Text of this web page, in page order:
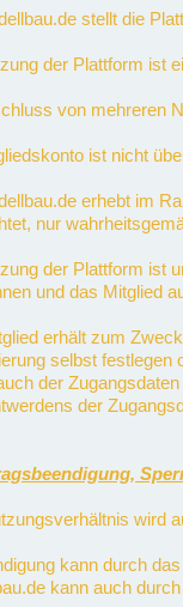
stellt die
der Plattform ist
von mehreren
ist nicht
erhebt im
nur
der Plattform ist
und das Mitglied
erhält zum
selbst festlegen
der
der
wird
kann durch
kann auch